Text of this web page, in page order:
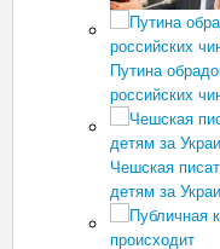
Путина
российских
Чешская
детям за